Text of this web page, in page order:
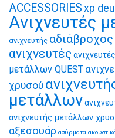
ACCESSORIES xp
Ανιχνευτές
ανιχνευτής
ανιχνευτές
μετάλλων QUEST
χρυσού
μετάλλων
ανιχνευτής μετάλλων
αξεσουάρ ασύρματα